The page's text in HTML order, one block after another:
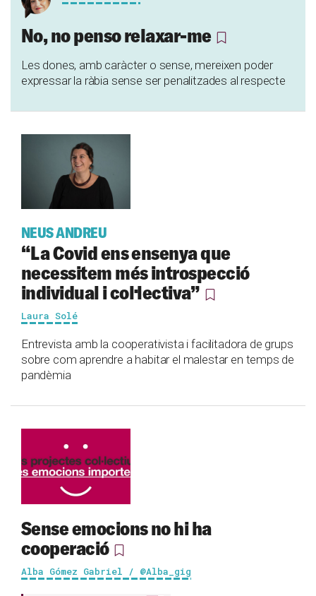
No, no penso relaxar-me
Les dones, amb caràcter o sense, mereixen poder
expressar la ràbia sense ser penalitzades al respecte
NEUS ANDREU
“La Covid ens ensenya que
necessitem més introspecció
individual i col·lectiva”
Laura Solé
Entrevista amb la cooperativista i facilitadora de grups
sobre com aprendre a habitar el malestar en temps de
pandèmia
Sense emocions no hi ha
cooperació
Alba Gómez Gabriel / @Alba_gig